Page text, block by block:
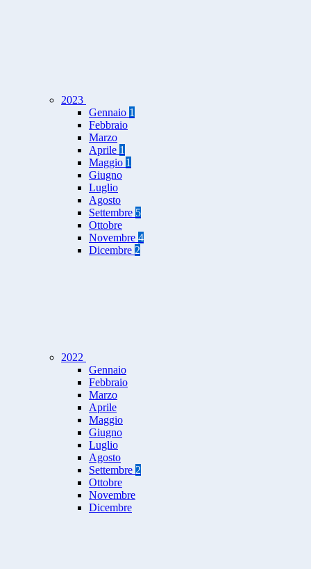
2023
Gennaio 1
Febbraio
Marzo
Aprile 1
Maggio 1
Giugno
Luglio
Agosto
Settembre 5
Ottobre
Novembre 4
Dicembre 2
2022
Gennaio
Febbraio
Marzo
Aprile
Maggio
Giugno
Luglio
Agosto
Settembre 2
Ottobre
Novembre
Dicembre